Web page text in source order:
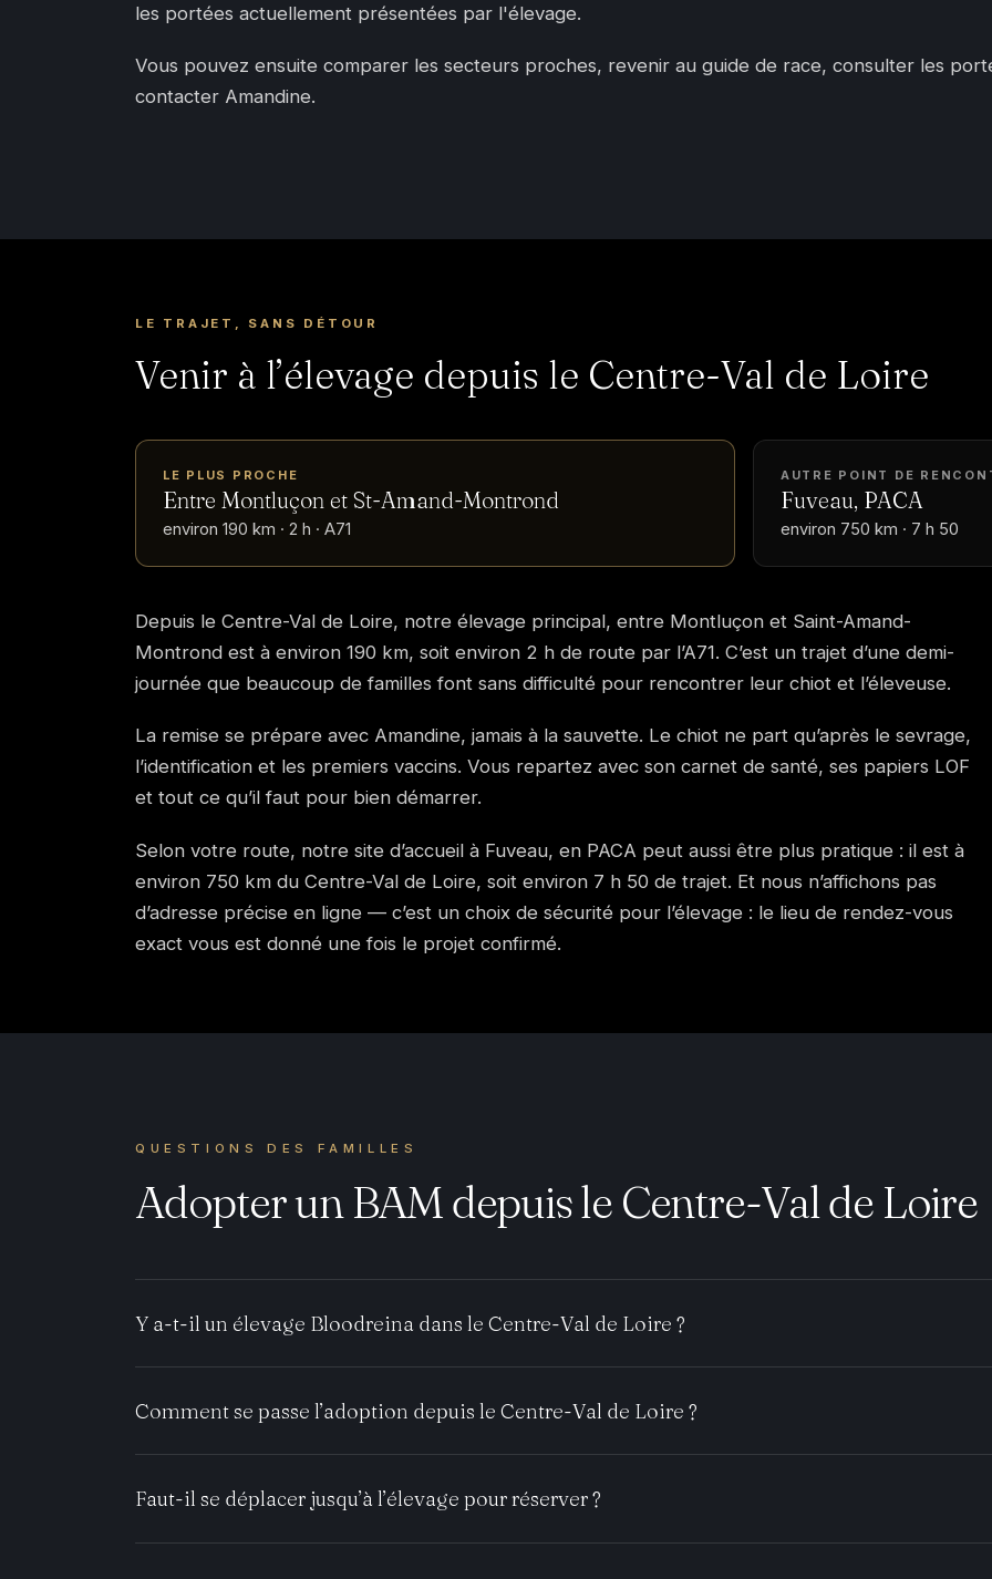
les portées actuellement présentées par l'élevage.
Vous pouvez ensuite comparer les secteurs proches, revenir au guide de race, consulter les
contacter Amandine.
LE TRAJET, SANS DÉTOUR
Venir à l’élevage depuis le Centre-Val de Loire
LE PLUS PROCHE
Entre Montluçon et St-Amand-Montrond
environ 190 km · 2 h · A71
AUTRE POINT DE
Fuveau, PACA
environ 750 km · 7 h 50
Depuis le Centre-Val de Loire, notre élevage principal, entre Montluçon et Saint-Amand-
Montrond est à environ 190 km, soit environ 2 h de route par l’A71. C’est un trajet d’une demi-
journée que beaucoup de familles font sans difficulté pour rencontrer leur chiot et l’éleveuse.
La remise se prépare avec Amandine, jamais à la sauvette. Le chiot ne part qu’après le sevrage,
l’identification et les premiers vaccins. Vous repartez avec son carnet de santé, ses papiers LOF
et tout ce qu’il faut pour bien démarrer.
Selon votre route, notre site d’accueil à Fuveau, en PACA peut aussi être plus pratique : il est à
environ 750 km du Centre-Val de Loire, soit environ 7 h 50 de trajet. Et nous n’affichons pas
d’adresse précise en ligne — c’est un choix de sécurité pour l’élevage : le lieu de rendez-vous
exact vous est donné une fois le projet confirmé.
QUESTIONS DES FAMILLES
Adopter un BAM depuis le Centre-Val de Loire
Y a-t-il un élevage Bloodreina dans le Centre-Val de Loire ?
Comment se passe l’adoption depuis le Centre-Val de Loire ?
Faut-il se déplacer jusqu’à l’élevage pour réserver ?